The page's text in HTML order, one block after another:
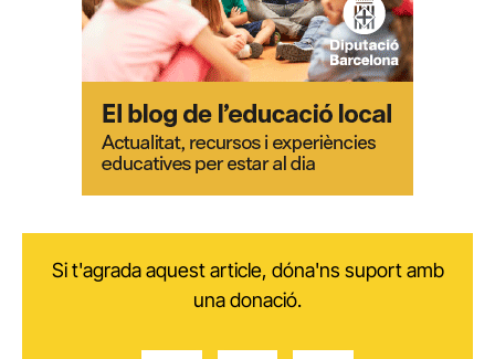
Si t'agrada aquest article, dóna'ns suport amb
una donació.